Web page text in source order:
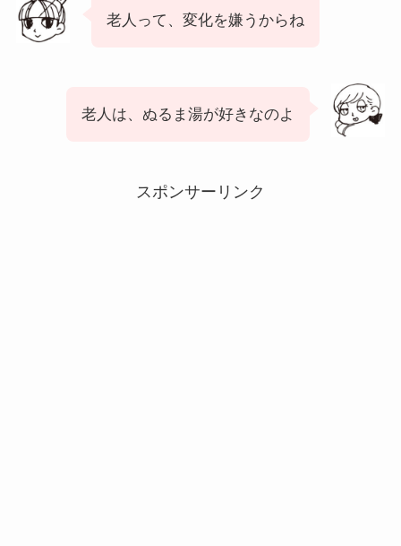
老人って、変化を嫌うからね
老人は、ぬるま湯が好きなのよ
スポンサーリンク